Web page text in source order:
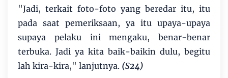
"Jadi, terkait foto-foto yang beredar itu, itu
pada saat pemeriksaan, ya itu upaya-upaya
supaya pelaku ini mengaku, benar-benar
terbuka. Jadi ya kita baik-baikin dulu, begitu
lah kira-kira," lanjutnya. (S24)